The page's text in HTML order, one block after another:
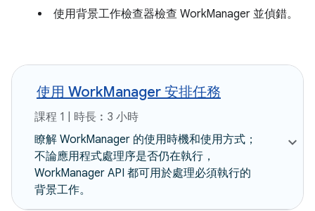
使用背景工作檢查器檢查 WorkManager 並偵錯。
使用 WorkManager 安排任務
課程 1 | 時長︰3 小時
瞭解 WorkManager 的使用時機和使用方式；
不論應用程式處理序是否仍在執行，
WorkManager API 都可用於處理必須執行的
背景工作。